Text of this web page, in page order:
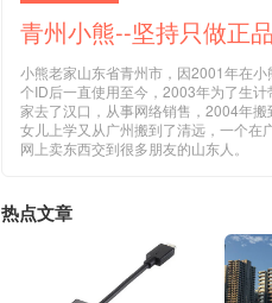
青州小熊--坚持只做正品
小熊老家山东省青州市，因2001年在
个ID后一直使用至今，2003年为了生
家去了汉口，从事网络销售，2004年
女儿上学又从广州搬到了清远，一个在
网上卖东西交到很多朋友的山东人。
热点文章